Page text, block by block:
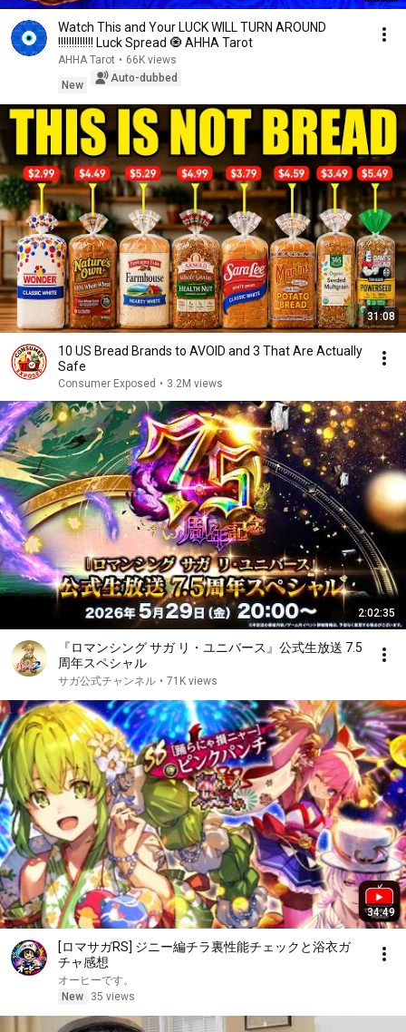
Watch This and Your LUCK WILL TURN AROUND
!!!!!!!!!!!!! Luck Spread 🧿 AHHA Tarot
AHHA Tarot • 66K views
New
Auto-dubbed
31:08
10 US Bread Brands to AVOID and 3 That Are Actually
Safe
Consumer Exposed • 3.2M views
2:02:35
『ロマンシング サガ リ・ユニバース』公式生放送 7.5
周年スペシャル
サガ公式チャンネル • 71K views
34:49
[ロマサガRS] ジニー編チラ裏性能チェックと浴衣ガ
チャ感想
オーヒーです。
New
35 views